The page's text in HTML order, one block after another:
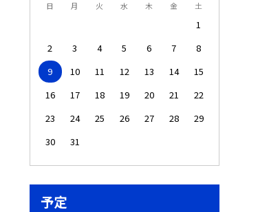
日 月 火 水 木 金 土
1
2
3 4 5 6 7
8
9
10 11 12 13 14
15
16
17 18 19 20 21
22
23
24 25 26 27 28
29
30
31
予定